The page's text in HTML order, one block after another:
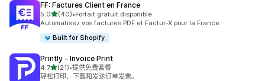
FF: Factures Client en France
5.0星（满分 5 星）
(40)
总共 40 条评论
•Forfait gratuit disponible
Automatisez vos factures PDF et Factur-X pour la France
Built for Shopify
Printly ‑ Invoice Print
4.7星（满分 5 星）
(21)
总共 21 条评论
•提供免费套餐
轻松打印、下载和发送订单发票。